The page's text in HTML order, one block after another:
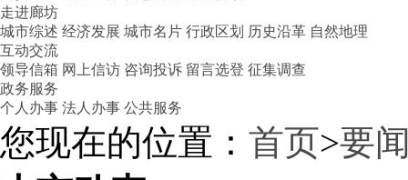
走进廊坊
城市综述 经济发展 城市名片 行政区划 历史沿革 自然地理
互动交流
领导信箱 网上信访 咨询投诉 留言选登 征集调查
政务服务
个人办事 法人办事 公共服务
您现在的位置： 首页>要